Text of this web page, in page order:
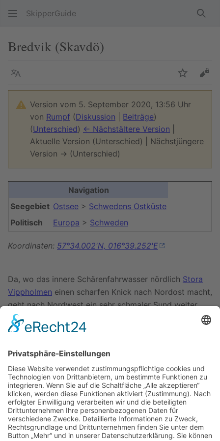
SkipperGuide
Bredvik (Skavdö)
Sprache
Version vom 5. September 2020, 13:56 Uhr
von Rumpf (Diskussion Beiträge)
(Unterschied) ← Nächstältere Version
Aktuelle Version (Unterschied) | Nächstjüngere
Version → (Unterschied)
Navigation
Seegebiet Ostsee > Schwedens Ostküste
Politisch
Europa > Schweden
Koordinaten: 57°34.002'N, 016°39.252'E
Da, wo das innere Schärenfahrwasser nördlich Stora
Vippholmen einen scharfen Knick nach Nordost macht,
geht nach Nordwest ein sehr schmaler Sund weiter,
der Djupesund. An dessen Nordende liegt dann links
die sehr schöne Ankerbucht Bredvik auf der Insel
außer gegen Nordost.
Törnberichte
Zuletzt bearbeitet vor 6 JahrenvonRumpf